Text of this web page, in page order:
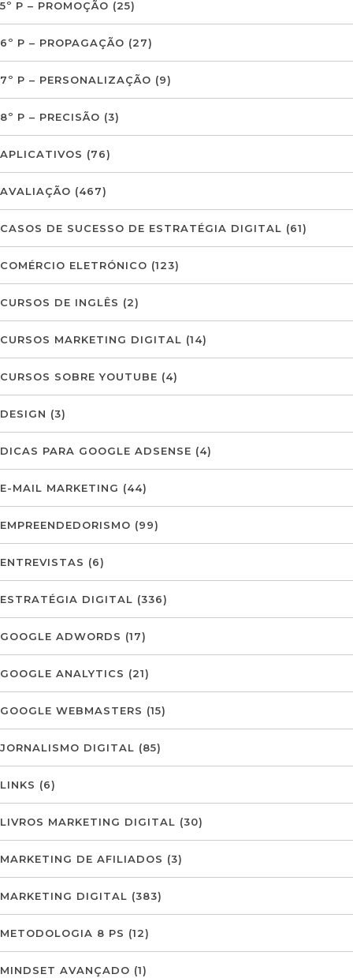
5º P – PROMOÇÃO (25)
6º P – PROPAGAÇÃO (27)
7º P – PERSONALIZAÇÃO (9)
8º P – PRECISÃO (3)
APLICATIVOS (76)
AVALIAÇÃO (467)
CASOS DE SUCESSO DE ESTRATÉGIA DIGITAL (61)
COMÉRCIO ELETRÓNICO (123)
CURSOS DE INGLÊS (2)
CURSOS MARKETING DIGITAL (14)
CURSOS SOBRE YOUTUBE (4)
DESIGN (3)
DICAS PARA GOOGLE ADSENSE (4)
E-MAIL MARKETING (44)
EMPREENDEDORISMO (99)
ENTREVISTAS (6)
ESTRATÉGIA DIGITAL (336)
GOOGLE ADWORDS (17)
GOOGLE ANALYTICS (21)
GOOGLE WEBMASTERS (15)
JORNALISMO DIGITAL (85)
LINKS (6)
LIVROS MARKETING DIGITAL (30)
MARKETING DE AFILIADOS (3)
MARKETING DIGITAL (383)
METODOLOGIA 8 PS (12)
MINDSET AVANÇADO (1)